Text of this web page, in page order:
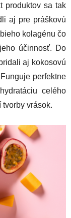
produktov sa tak
aj pre práškovú
kolagénu čo
účinnosť. Do
aj kokosovú
perfektne
celého
vrások.